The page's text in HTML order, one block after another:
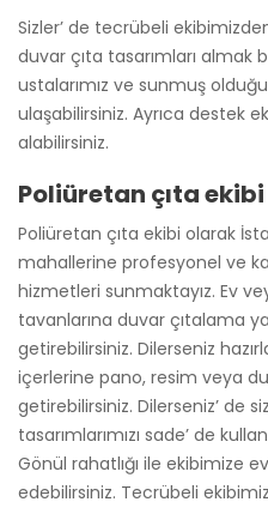
Sizler’ de tecrübeli
duvar çıta tasarımları almak
ustalarımız ve sunmuş
ulaşabilirsiniz. Ayrıca destek
alabilirsiniz.
Poliüretan çıta ekibi
Poliüretan çıta ekibi olarak
mahallerine profesyonel ve
hizmetleri sunmaktayız. Ev
tavanlarına duvar çıtalama
getirebilirsiniz. Dilerseniz
içerlerine pano, resim veya
getirebilirsiniz. Dilerseniz’ de
tasarımlarımızı sade’ de
Gönül rahatlığı ile ekibimize
edebilirsiniz. Tecrübeli